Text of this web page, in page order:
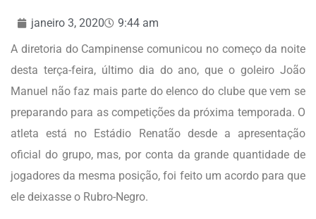
janeiro 3, 2020
9:44 am
A diretoria do Campinense comunicou no começo da noite
desta terça-feira, último dia do ano, que o goleiro João
Manuel não faz mais parte do elenco do clube que vem se
preparando para as competições da próxima temporada. O
atleta está no Estádio Renatão desde a apresentação
oficial do grupo, mas, por conta da grande quantidade de
jogadores da mesma posição, foi feito um acordo para que
ele deixasse o Rubro-Negro.